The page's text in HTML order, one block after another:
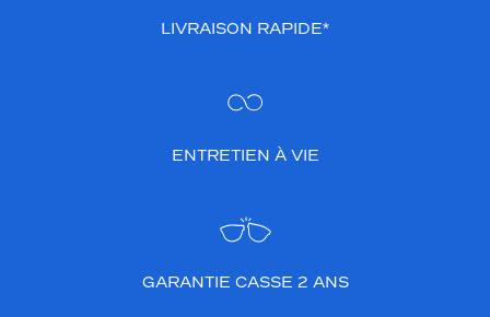
LIVRAISON RAPIDE*
ENTRETIEN À VIE
GARANTIE CASSE 2 ANS